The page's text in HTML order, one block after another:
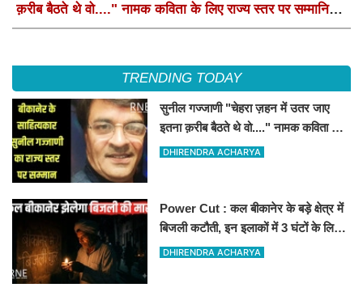
क़रीब बैठते थे वो...." नामक कविता के लिए राज्य स्तर पर सम्मानित
TRENDING TODAY
सुनील गज्जाणी "चेहरा ज़हन में उतर जाए
इतना क़रीब बैठते थे वो...." नामक कविता के
लिए राज्य स्तर पर सम्मानित होंगे
DHIRENDRA ACHARYA
Power Cut : कल बीकानेर के बड़े क्षेत्र में
बिजली कटौती, इन इलाकों में 3 घंटों के लिए
बिजली रहेगी गुल
DHIRENDRA ACHARYA